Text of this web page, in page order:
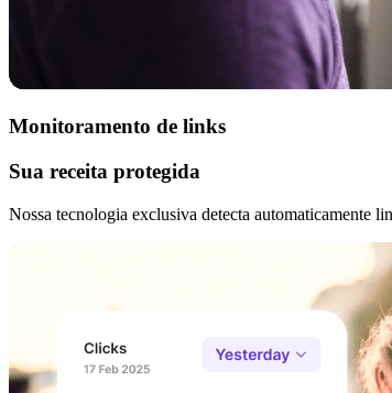
Monitoramento de links
Sua receita protegida
Nossa tecnologia exclusiva detecta automaticamente